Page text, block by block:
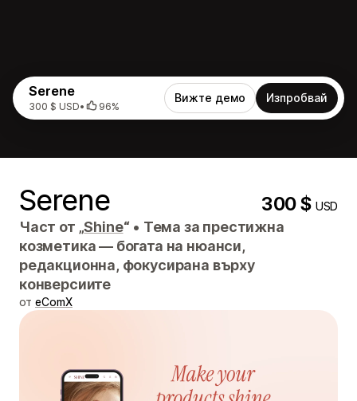
Serene
300 $ USD• 96%
Вижте демо Изпробвай
Serene 300 $USD
Част от „Shine“ • Тема за престижна
козметика — богата на нюанси,
редакционна, фокусирана върху
конверсиите
от eComX